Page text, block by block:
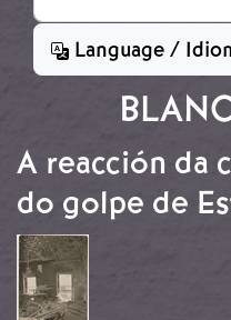
Language /
A reacción da
do golpe de
Imaxe